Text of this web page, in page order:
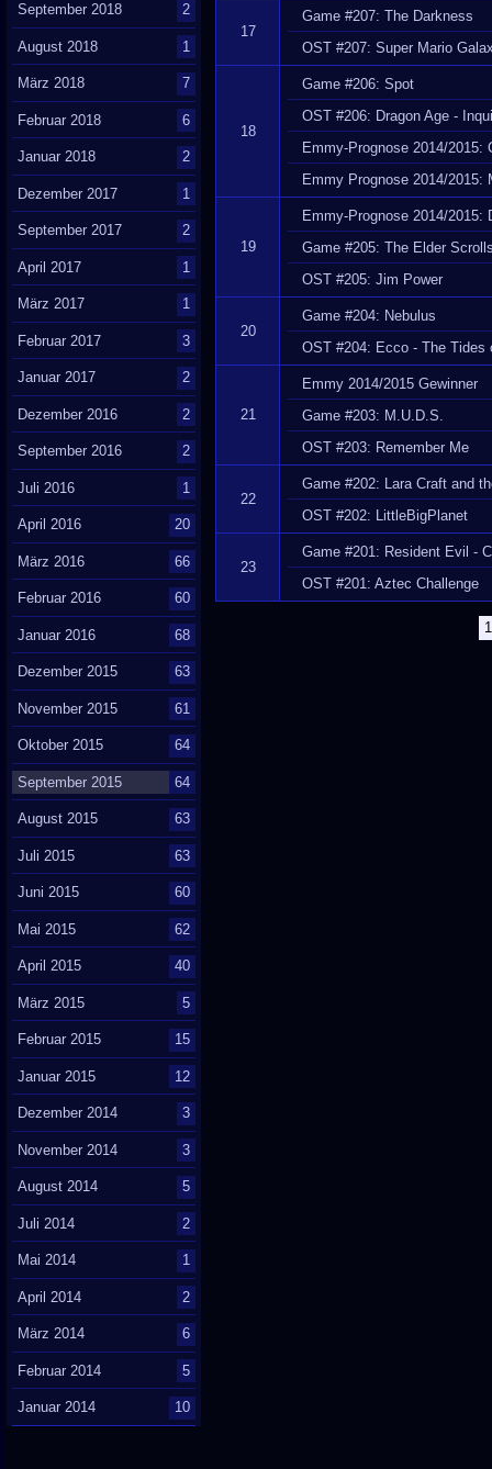
17
Game #207: The Darkness
OST #207: Super Mario
18
Game #206: Spot
OST #206: Dragon Age -
Emmy-Prognose 2014/2015:
Emmy Prognose 2014/2015:
19
Emmy-Prognose 2014/2015:
Game #205: The Elder
OST #205: Jim Power
20
Game #204: Nebulus
OST #204: Ecco - The Tides
21
Emmy 2014/2015 Gewinner
Game #203: M.U.D.S.
OST #203: Remember Me
22
Game #202: Lara Craft and
OST #202: LittleBigPlanet
23
Game #201: Resident Evil -
OST #201: Aztec Challenge
1
September 2018 2
August 2018 1
März 2018 7
Februar 2018 6
Januar 2018 2
Dezember 2017 1
September 2017 2
April 2017 1
März 2017 1
Februar 2017 3
Januar 2017 2
Dezember 2016 2
September 2016 2
Juli 2016 1
April 2016 20
März 2016 66
Februar 2016 60
Januar 2016 68
Dezember 2015 63
November 2015 61
Oktober 2015 64
September 2015 64
August 2015 63
Juli 2015 63
Juni 2015 60
Mai 2015 62
April 2015 40
März 2015 5
Februar 2015 15
Januar 2015 12
Dezember 2014 3
November 2014 3
August 2014 5
Juli 2014 2
Mai 2014 1
April 2014 2
März 2014 6
Februar 2014 5
Januar 2014 10